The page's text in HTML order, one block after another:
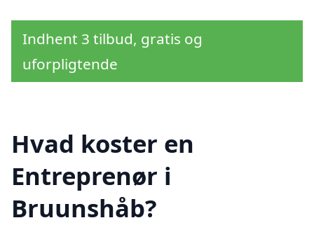
Indhent 3 tilbud, gratis og
uforpligtende
Hvad koster en
Entreprenør i
Bruunshåb?